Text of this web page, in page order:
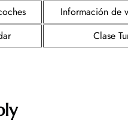
Información de
Clase